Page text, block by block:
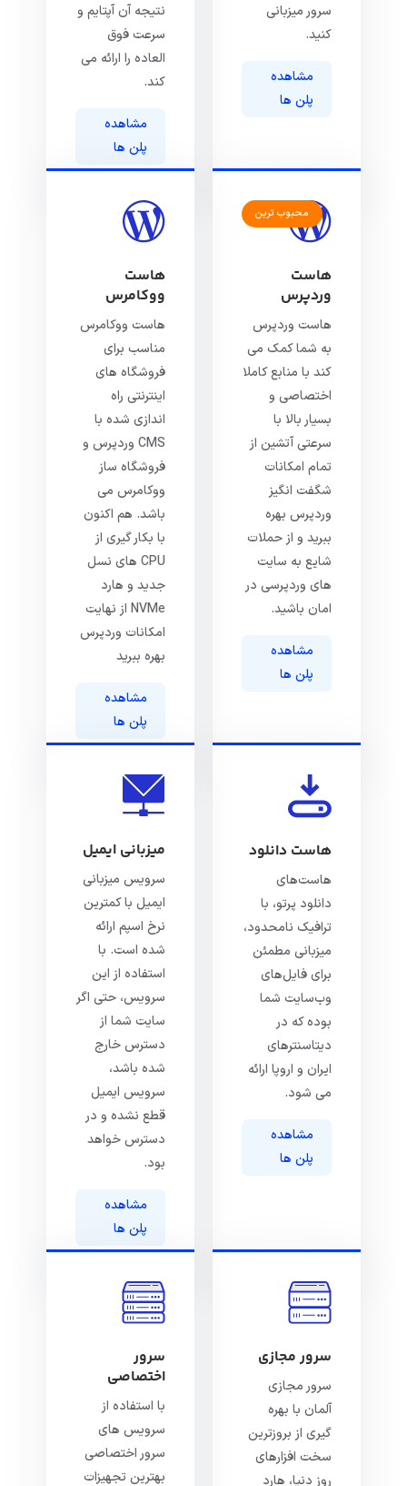
سرور میزبانی
کنید.
مشاهده
پلن ها
نتیجه آن آپتایم و
سرعت فوق
العاده را ارائه می
کند.
مشاهده
پلن ها
هاست
وردپرس
هاست وردپرس
به شما کمک می
کند با منابع کاملا
اختصاصی و
بسیار بالا با
سرعتی آتشین از
تمام امکانات
شگفت انگیز
وردپرس بهره
ببرید و از حملات
شایع به سایت
های وردپرسی در
امان باشید.
مشاهده
پلن ها
محبوب ترین
هاست
ووکامرس
هاست ووکامرس
مناسب برای
فروشگاه های
اینترنتی راه
اندازی شده با
CMS وردپرس و
فروشگاه ساز
ووکامرس می
باشد. هم اکنون
با بکار گیری از
CPU های نسل
جدید و هارد
NVMe از نهایت
امکانات وردپرس
بهره ببرید
مشاهده
پلن ها
هاست دانلود
هاست‌های
دانلود پرتو، با
ترافیک نامحدود،
میزبانی مطمئن
برای فایل‌های
وب‌سایت شما
بوده که در
دیتاسنترهای
ایران و اروپا ارائه
می شود.
مشاهده
پلن ها
میزبانی ایمیل
سرویس میزبانی
ایمیل با کمترین
نرخ اسپم ارائه
شده است. با
استفاده از این
سرویس، حتی اگر
سایت شما از
دسترس خارج
شده باشد،
سرویس ایمیل
قطع نشده و در
دسترس خواهد
بود.
مشاهده
پلن ها
سرور مجازی
سرور مجازی
آلمان با بهره
گیری از بروزترین
سخت افزارهای
روز دنیا، هارد
سرور
اختصاصی
با استفاده از
سرویس های
سرور اختصاصی
بهترین تجهیزات